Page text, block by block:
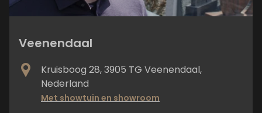
Veenendaal
Kruisboog 28, 3905 TG Veenendaal,
Nederland
Met showtuin en showroom